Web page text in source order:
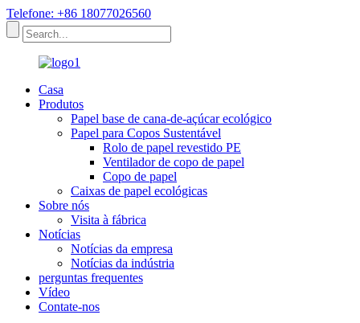
Telefone: +86 18077026560
Casa
Produtos
Papel base de cana-de-açúcar ecológico
Papel para Copos Sustentável
Rolo de papel revestido PE
Ventilador de copo de papel
Copo de papel
Caixas de papel ecológicas
Sobre nós
Visita à fábrica
Notícias
Notícias da empresa
Notícias da indústria
perguntas frequentes
Vídeo
Contate-nos